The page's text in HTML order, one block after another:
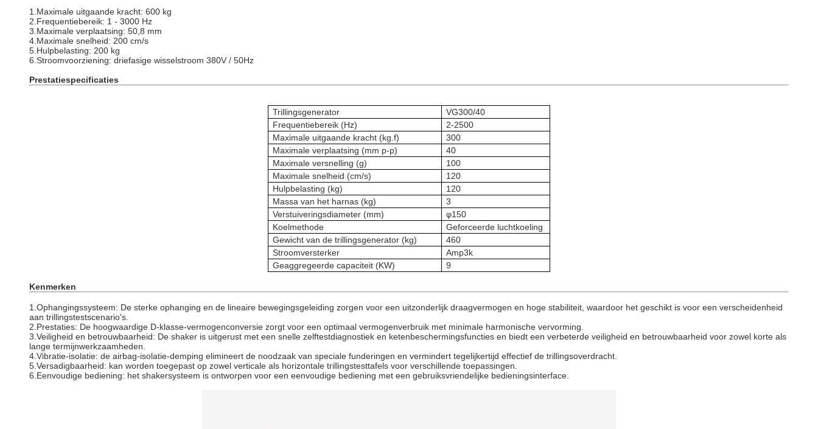
1. Maximale uitgaande kracht: 600 kg
2. Frequentiebereik: 1 - 3000 Hz
3. Maximale verplaatsing: 50,8 mm
4. Maximale snelheid: 200 cm/s
5. Hulpbelasting: 200 kg
6. Stroomvoorziening: driefasige wisselstroom 380V / 50Hz
Prestatiespecificaties
Trillingsgenerator
VG300/40
Frequentiebereik (Hz)
2-2500
Maximale uitgaande kracht (kg.f)
300
Maximale verplaatsing (mm p-p)
40
Maximale versnelling (g)
100
Maximale snelheid (cm/s)
120
Hulpbelasting (kg)
120
Massa van het harnas (kg)
3
Verstuiveringsdiameter (mm)
φ150
Koelmethode
Geforceerde luchtkoeling
Gewicht van de trillingsgenerator (kg)
460
Stroomversterker
Amp3k
Geaggregeerde capaciteit (KW)
9
Kenmerken
1. Ophangingssysteem: De sterke ophanging en de lineaire bewegingsgeleiding zorgen voor een uitzonderlijk draagvermogen en hoge stabiliteit, waardoor het geschikt is voor een verscheidenheid
aan trillingstestscenario's.
2. Prestaties: De hoogwaardige D-klasse-vermogenconversie zorgt voor een optimaal vermogenverbruik met minimale harmonische vervorming.
3. Veiligheid en betrouwbaarheid: De shaker is uitgerust met een snelle zelftestdiagnostiek en ketenbeschermingsfuncties en biedt een verbeterde veiligheid en betrouwbaarheid voor zowel korte als
lange termijnwerkzaamheden.
4. Vibratie-isolatie: de airbag-isolatie-demping elimineert de noodzaak van speciale funderingen en vermindert tegelijkertijd effectief de trillingsoverdracht.
5. Versadigbaarheid: kan worden toegepast op zowel verticale als horizontale trillingstesttafels voor verschillende toepassingen.
6. Eenvoudige bediening: het shakersysteem is ontworpen voor een eenvoudige bediening met een gebruiksvriendelijke bedieningsinterface.